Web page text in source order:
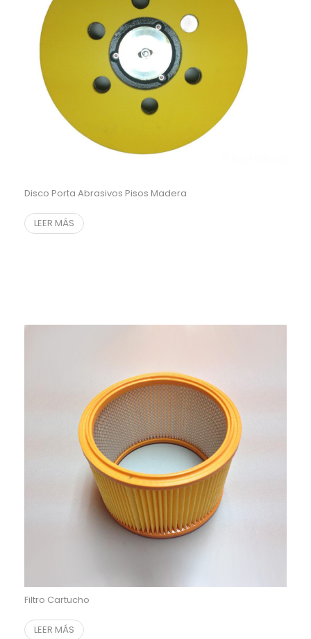
Disco Porta Abrasivos Pisos Madera
LEER MÁS
Filtro Cartucho
LEER MÁS